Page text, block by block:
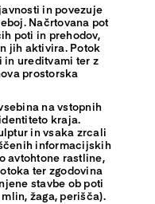
in povezuje
Načrtovana pot
poti in prehodov,
jih aktivira. Potok
in ureditvami ter z
prostorska
na vstopnih
kraja.
in vsaka zrcali
informacijskih
avtohtone rastline,
ter zgodovina
stavbe ob poti
žaga, perišča).